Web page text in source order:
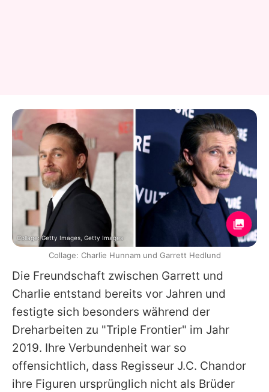
Die Freundschaft zwischen Garrett und
Charlie entstand bereits vor Jahren und
festigte sich besonders während der
Dreharbeiten zu "Triple Frontier" im Jahr
2019. Ihre Verbundenheit war so
offensichtlich, dass Regisseur J.C. Chandor
ihre Figuren ursprünglich nicht als Brüder
Collage: Getty Images, Getty Images
Collage: Charlie Hunnam und Garrett Hedlund